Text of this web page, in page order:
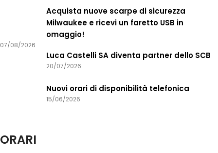
Acquista nuove scarpe di sicurezza
Milwaukee e ricevi un faretto USB in
omaggio!
07/08/2026
Luca Castelli SA diventa partner dello SCB
20/07/2026
Nuovi orari di disponibilità telefonica
15/06/2026
ORARI